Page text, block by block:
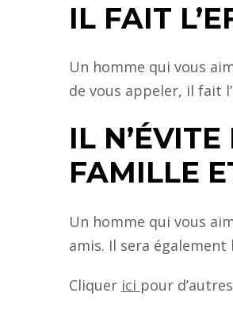
IL FAIT
Un homme qui vous
de vous appeler, il fait
IL
FAMILLE
Un homme qui vous
amis. Il sera
Cliquer ici pour